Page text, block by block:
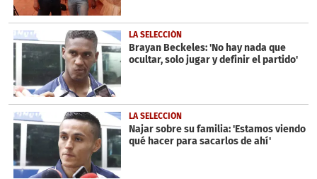
LA SELECCIÓN
Brayan Beckeles: 'No hay nada que
ocultar, solo jugar y definir el partido'
LA SELECCIÓN
Najar sobre su familia: 'Estamos viendo
qué hacer para sacarlos de ahí'